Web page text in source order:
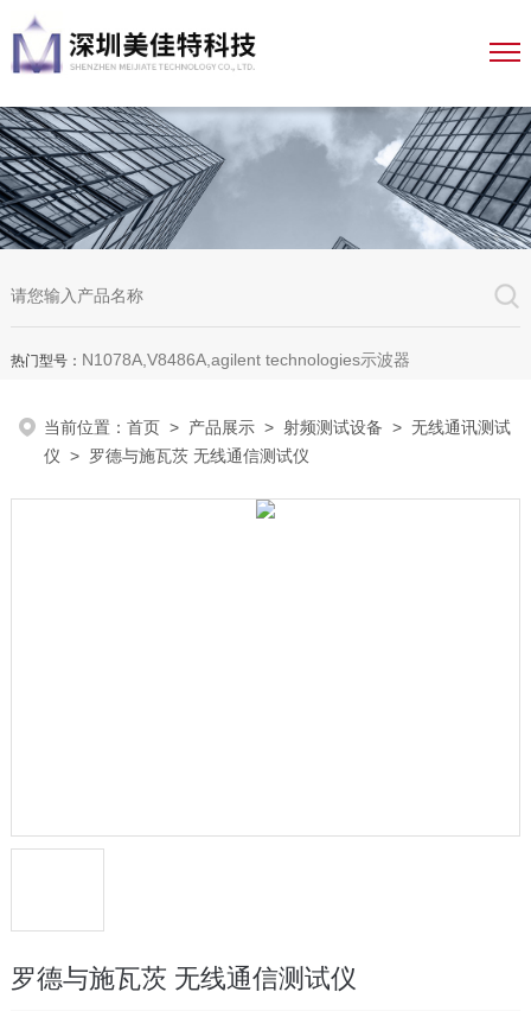
热门型号： N1078A,V8486A,agilent technologies示波器
当前位置：首页 > 产品展示 >射频测试设备 >无线通讯测试
仪 > 罗德与施瓦茨 无线通信测试仪
罗德与施瓦茨 无线通信测试仪